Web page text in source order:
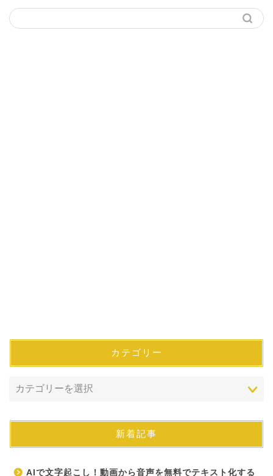
カテゴリー
新着記事
AIで文字起こし！動画から音声を無料でテキスト化する